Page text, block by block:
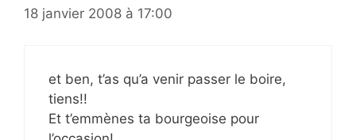
18 janvier 2008 à 17:00
et ben, t’as qu’a venir passer le boire,
tiens!!
Et t’emmènes ta bourgeoise pour